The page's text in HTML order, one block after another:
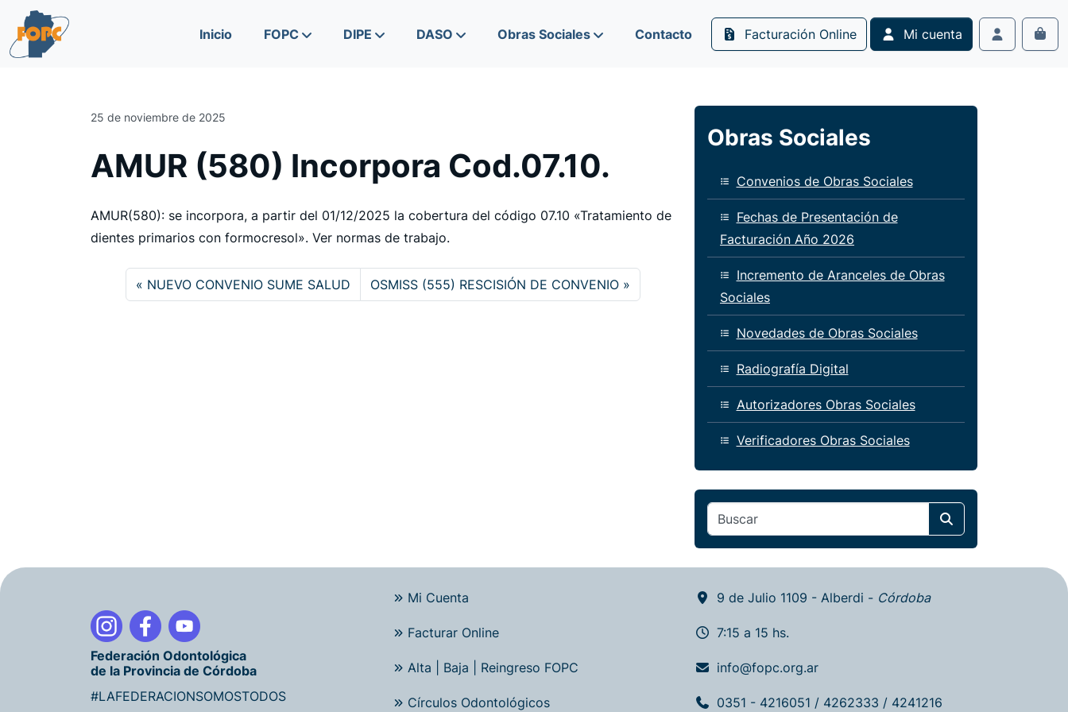
Skip to content
Skip to footer
Inicio
FOPC DIPE DASO Obras Sociales Contacto Facturación Online
Mi cuenta
Account
Cart
25 de noviembre de 2025
AMUR (580) Incorpora Cod.07.10.
AMUR(580): se incorpora, a partir del 01/12/2025 la cobertura del código 07.10 «Tratamiento de
dientes primarios con formocresol». Ver normas de trabajo.
NUEVO CONVENIO SUME SALUD OSMISS (555) RESCISIÓN DE CONVENIO
Obras Sociales
Convenios de Obras Sociales
Fechas de Presentación de
Facturación Año 2026
Incremento de Aranceles de Obras
Sociales
Novedades de Obras Sociales
Radiografía Digital
Autorizadores Obras Sociales
Verificadores Obras Sociales
Federación Odontológica
de la Provincia de Córdoba
#LAFEDERACIONSOMOSTODOS
Mi Cuenta
Facturar Online
Alta | Baja | Reingreso FOPC
Círculos Odontológicos
9 de Julio 1109 - Alberdi - Córdoba
7:15 a 15 hs.
info@fopc.org.ar
0351 - 4216051 / 4262333 / 4241216